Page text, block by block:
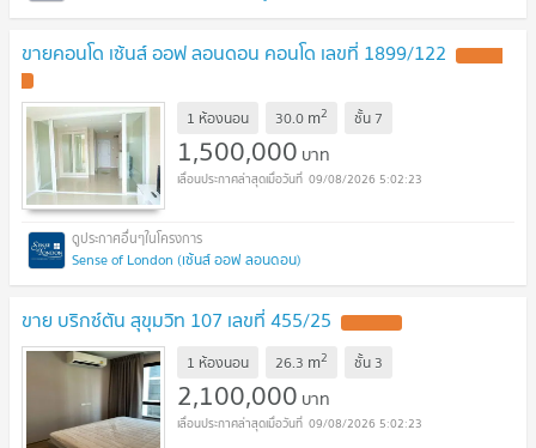
ขายคอนโด เซ้นส์ ออฟ ลอนดอน คอนโด เลขที่ 1899/122
1 ห้องนอน 30.0 m2 ชั้น 7
1,500,000 บาท
09/08/2026 5:02:23
Sense of London (เซ้นส์ ออฟ ลอนดอน)
ขาย บริกซ์ตัน สุขุมวิท 107 เลขที่ 455/25
1 ห้องนอน 26.3 m2 ชั้น 3
2,100,000 บาท
09/08/2026 5:02:23